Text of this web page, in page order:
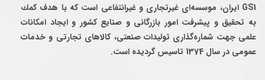
GS1 ایران، موسسه‌ای غيرتجاری و غيرانتفاعی است كه با هدف كمك
به تحقيق و پيشرفت امور بازرگانی و صنايع كشور و ايجاد امكانات
علمی جهت شماره‌گذاری توليدات صنعتی، كالاهای تجارتی و خدمات
عمومی در سال 1374 تاسيس گرديده است.